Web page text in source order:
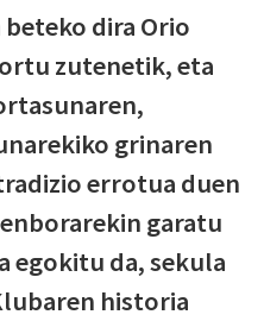
dira Orio
zutenetik, eta
grinaren
errotua duen
garatu
egokitu da, sekula
historia